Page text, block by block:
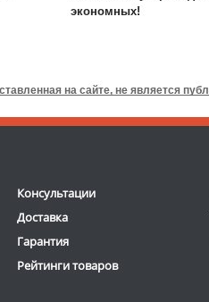
15 см х 65 см
795 руб., 2-3
ОТЗЫВОВ: 13
экономных!
на сайте, не является
Консультации
Доставка
Гарантия
Рейтинги товаров